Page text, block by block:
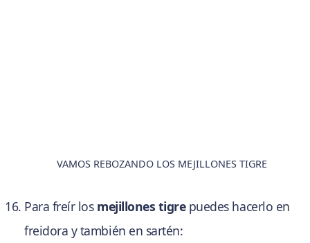
VAMOS REBOZANDO LOS MEJILLONES TIGRE
Para freír los mejillones tigrepuedes hacerlo en
freidora y también en sartén: